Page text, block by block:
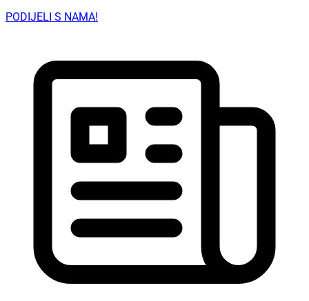
PODIJELI S NAMA!